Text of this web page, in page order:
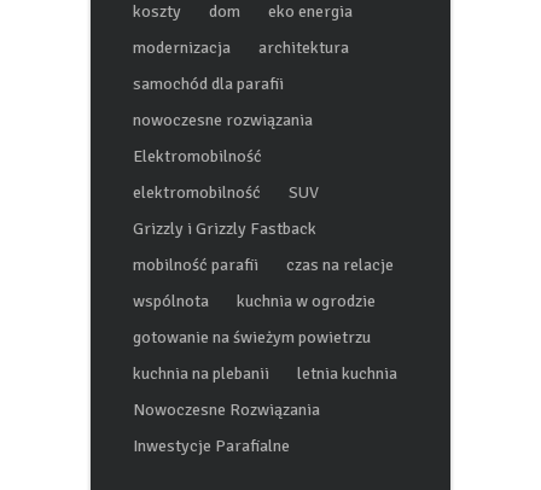
koszty dom
eko energia
modernizacja
architektura
samochód dla parafii
nowoczesne rozwiązania
Elektromobilność
elektromobilność
SUV
Grizzly i Grizzly Fastback
mobilność parafii
czas na relacje
wspólnota
kuchnia w ogrodzie
gotowanie na świeżym powietrzu
kuchnia na plebanii
letnia kuchnia
Nowoczesne Rozwiązania
Inwestycje Parafialne